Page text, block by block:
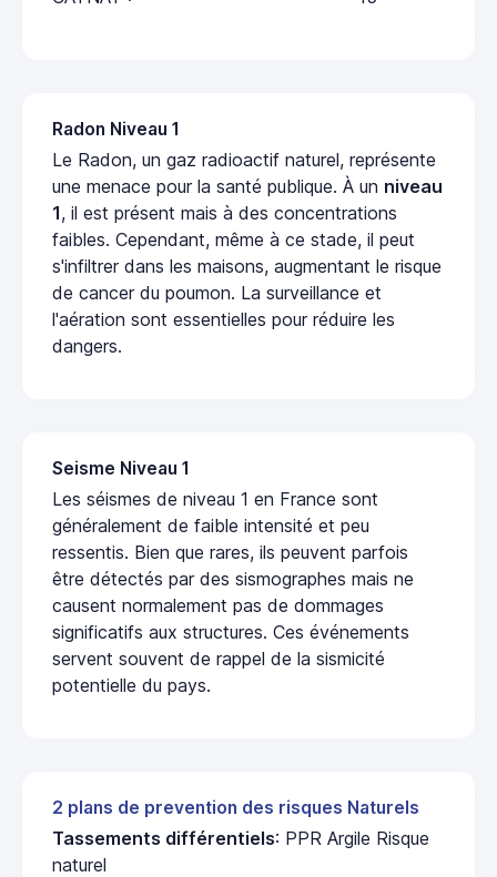
Radon Niveau 1
Le Radon, un gaz radioactif naturel, représente
une menace pour la santé publique. À un niveau
1, il est présent mais à des concentrations
faibles. Cependant, même à ce stade, il peut
s'infiltrer dans les maisons, augmentant le risque
de cancer du poumon. La surveillance et
l'aération sont essentielles pour réduire les
dangers.
Seisme Niveau 1
Les séismes de niveau 1 en France sont
généralement de faible intensité et peu
ressentis. Bien que rares, ils peuvent parfois
être détectés par des sismographes mais ne
causent normalement pas de dommages
significatifs aux structures. Ces événements
servent souvent de rappel de la sismicité
potentielle du pays.
2 plans de prevention des risques Naturels
Tassements différentiels: PPR Argile Risque
naturel